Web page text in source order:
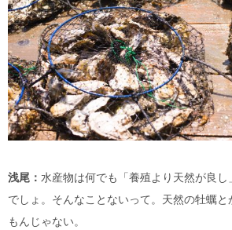
浅尾： 水産物は何でも「養殖より天然が良
でしょ。そんなことないって。天然の牡蠣
もんじゃない。